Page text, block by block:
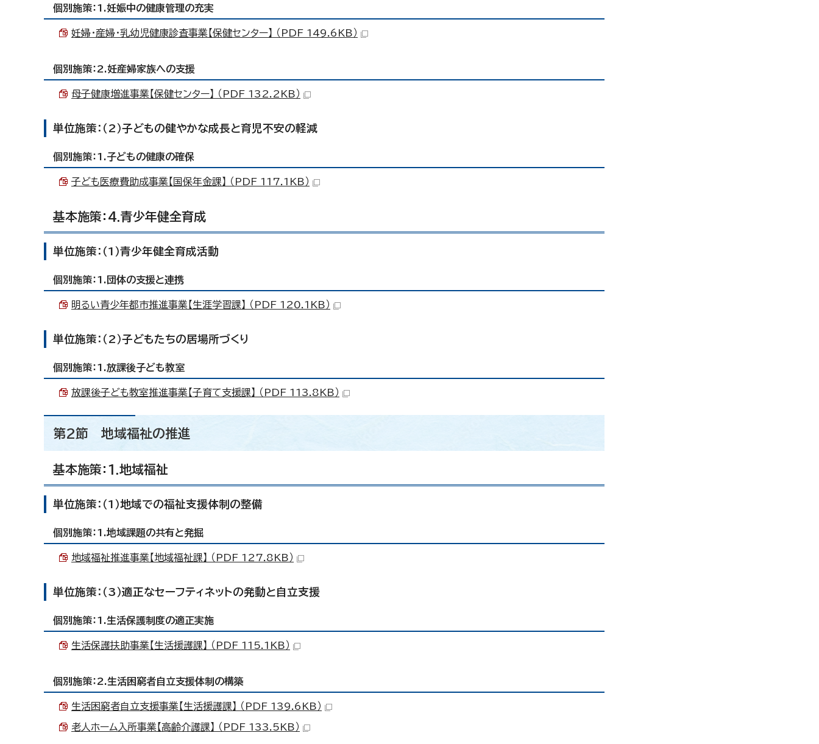
個別施策：1.妊娠中の健康管理の充実
妊婦・産婦・乳幼児健康診査事業【保健センター】 （PDF 149.6KB）
個別施策：2.妊産婦家族への支援
母子健康増進事業【保健センター】 （PDF 132.2KB）
単位施策：（2）子どもの健やかな成長と育児不安の軽減
個別施策：1.子どもの健康の確保
子ども医療費助成事業【国保年金課】 （PDF 117.1KB）
基本施策：4.青少年健全育成
単位施策：（1）青少年健全育成活動
個別施策：1.団体の支援と連携
明るい青少年都市推進事業【生涯学習課】 （PDF 120.1KB）
単位施策：（2）子どもたちの居場所づくり
個別施策：1.放課後子ども教室
放課後子ども教室推進事業【子育て支援課】 （PDF 113.8KB）
第2節 地域福祉の推進
基本施策：1.地域福祉
単位施策：（1）地域での福祉支援体制の整備
個別施策：1.地域課題の共有と発掘
地域福祉推進事業【地域福祉課】 （PDF 127.8KB）
単位施策：（3）適正なセーフティネットの発動と自立支援
個別施策：1.生活保護制度の適正実施
生活保護扶助事業【生活援護課】 （PDF 115.1KB）
個別施策：2.生活困窮者自立支援体制の構築
生活困窮者自立支援事業【生活援護課】 （PDF 139.6KB）
老人ホーム入所事業【高齢介護課】 （PDF 133.5KB）